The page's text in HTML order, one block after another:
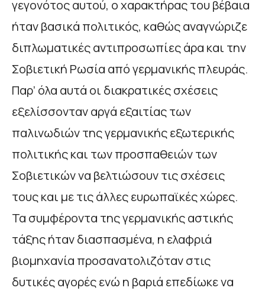
γεγονότος αυτού, ο χαρακτήρας του βέβαια
ήταν βασικά πολιτικός, καθώς αναγνώριζε
διπλωματικές αντιπροσωπίες άρα και την
Σοβιετική Ρωσία από γερμανικής πλευράς.
Παρ’ όλα αυτά οι διακρατικές σχέσεις
εξελίσσονταν αργά εξαιτίας των
παλινωδιών της γερμανικής εξωτερικής
πολιτικής και των προσπαθειών των
Σοβιετικών να βελτιώσουν τις σχέσεις
τους και με τις άλλες ευρωπαϊκές χώρες.
Τα συμφέροντα της γερμανικής αστικής
τάξης ήταν διασπασμένα, η ελαφριά
βιομηχανία προσανατολιζόταν στις
δυτικές αγορές ενώ η βαριά επεδίωκε να